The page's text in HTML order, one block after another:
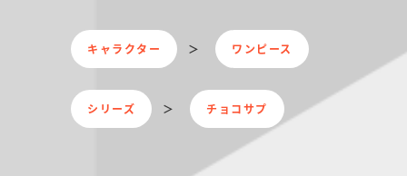
キャラクター ワンピース
シリーズ チョコサプ